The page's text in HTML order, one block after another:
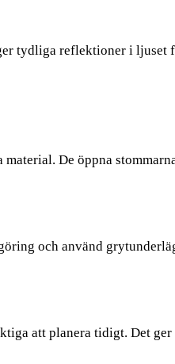
tydliga reflektioner i ljuset
De öppna
och använd
att planera tidigt. Det